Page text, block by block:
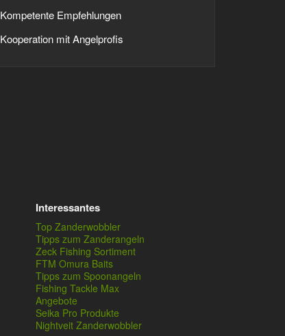
Kompetente Empfehlungen
Kooperation mit Angelprofis
Interessantes
Top Zanderwobbler
Tipps zum Zanderangeln
Zeck Fishing Sortiment
FTM Omura Baits
Tipps zum Spoonangeln
Fishing Tackle Max
Angebote
Seika Pro Produkte
Nightveit Zanderwobbler